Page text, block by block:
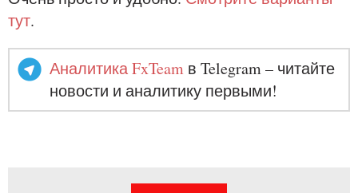
тут.
Аналитика FxTeam в Telegram – читайте
новости и аналитику первыми!